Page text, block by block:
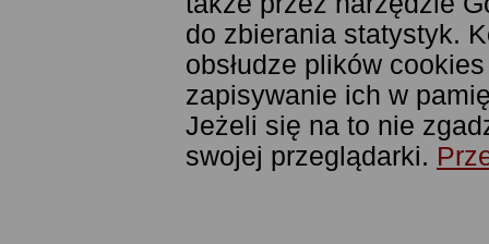
do zbierania statystyk.
obsłudze plików
zapisywanie ich w
Jeżeli się na to nie
swojej przeglądarki.